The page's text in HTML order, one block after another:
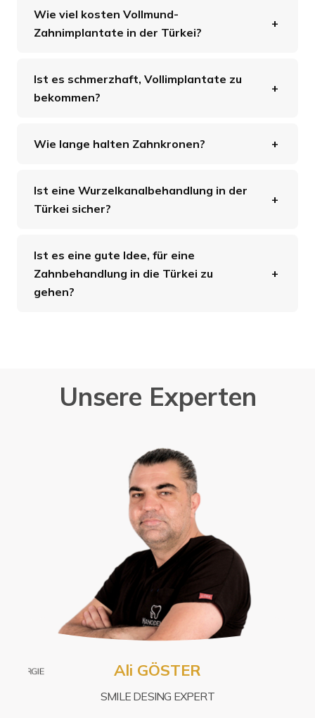
Wie viel kosten Vollmund-
Zahnimplantate in der Türkei?
Ist es schmerzhaft, Vollimplantate zu
bekommen?
Wie lange halten Zahnkronen?
Ist eine Wurzelkanalbehandlung in der
Türkei sicher?
Ist es eine gute Idee, für eine
Zahnbehandlung in die Türkei zu
gehen?
Unsere Experten
Ali GÖSTER
SMILE DESING EXPERT